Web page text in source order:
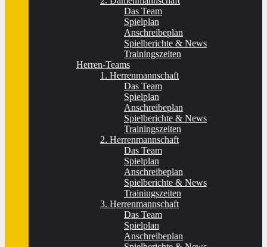
Das Team
Spielplan
Anschreibeplan
Spielberichte & News
Trainingszeiten
Herren-Teams
1. Herrenmannschaft
Das Team
Spielplan
Anschreibeplan
Spielberichte & News
Trainingszeiten
2. Herrenmannschaft
Das Team
Spielplan
Anschreibeplan
Spielberichte & News
Trainingszeiten
3. Herrenmannschaft
Das Team
Spielplan
Anschreibeplan